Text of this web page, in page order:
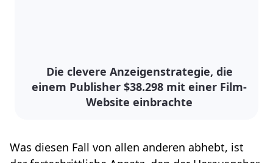
Die clevere Anzeigenstrategie, die
einem Publisher $38.298 mit einer Film-
Website einbrachte
Was diesen Fall von allen anderen abhebt, ist